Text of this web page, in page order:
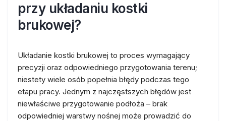
przy układaniu kostki
brukowej?
Układanie kostki brukowej to proces wymagający
precyzji oraz odpowiedniego przygotowania terenu;
niestety wiele osób popełnia błędy podczas tego
etapu pracy. Jednym z najczęstszych błędów jest
niewłaściwe przygotowanie podłoża – brak
odpowiedniej warstwy nośnej może prowadzić do